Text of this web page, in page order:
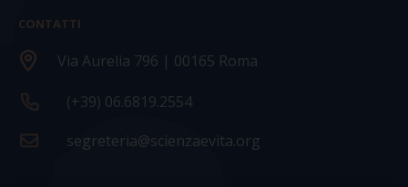
CONTATTI
Via Aurelia 796 | 00165 Roma
(+39) 06.6819.2554
segreteria@scienzaevita.org